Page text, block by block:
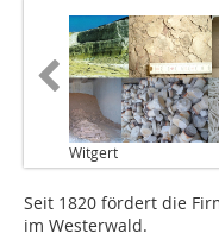
Witgert
Seit 1820 fördert die
im Westerwald.